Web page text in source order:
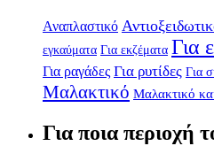
Αναπλαστικό
εγκαύματα Για εκζέματα Για
Για ραγάδες Για ρυτίδες Για
Μαλακτικό Μαλακτικό
Για ποια περιοχή